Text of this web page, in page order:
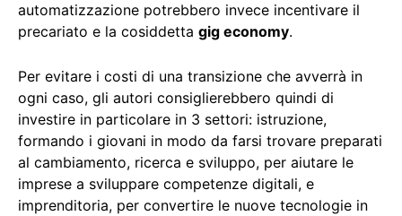
automatizzazione potrebbero invece incentivare il
precariato e la cosiddetta gig economy.
Per evitare i costi di una transizione che avverrà in
ogni caso, gli autori consiglierebbero quindi di
investire in particolare in 3 settori: istruzione,
formando i giovani in modo da farsi trovare preparati
al cambiamento, ricerca e sviluppo, per aiutare le
imprese a sviluppare competenze digitali, e
imprenditoria, per convertire le nuove tecnologie in